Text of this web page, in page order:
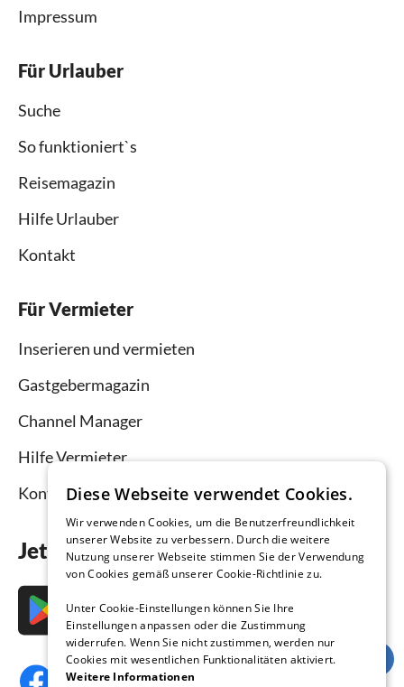
Impressum
Für Urlauber
Suche
So funktioniert`s
Reisemagazin
Hilfe Urlauber
Kontakt
Für Vermieter
Inserieren und vermieten
Gastgebermagazin
Channel Manager
Hilfe Vermieter
Kontakt
Jetzt die App downloaden
Diese Webseite verwendet Cookies.
Wir verwenden Cookies, um die Benutzerfreundlichkeit
unserer Website zu verbessern. Durch die weitere
Nutzung unserer Webseite stimmen Sie der Verwendung
von Cookies gemäß unserer Cookie-Richtlinie zu.
Unter Cookie-Einstellungen können Sie Ihre
Einstellungen anpassen oder die Zustimmung
widerrufen. Wenn Sie nicht zustimmen, werden nur
Cookies mit wesentlichen Funktionalitäten aktiviert.
Weitere Informationen